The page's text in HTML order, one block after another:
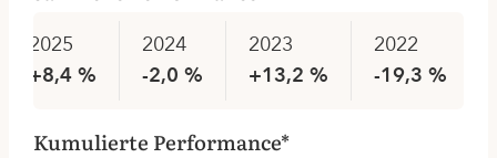
2022
-19,3 %
2023
+13,2 %
2024
-2,0 %
2025
+8,4 %
Kumulierte Performance*